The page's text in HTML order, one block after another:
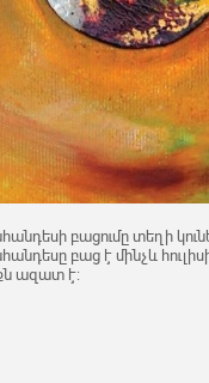
բացումը տեղի
բաց է մինչև
ազատ է: